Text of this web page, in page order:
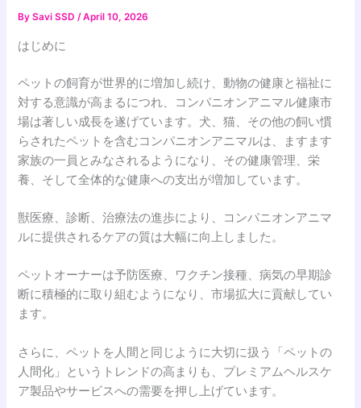
BySavi SSD/April 10, 2026
はじめに
ペットの飼育が世界的に増加し続け、動物の健康と福祉に
対する意識が高まるにつれ、コンパニオンアニマル健康市
場は著しい成長を遂げています。犬、猫、その他の飼い慣
らされたペットを含むコンパニオンアニマルは、ますます
家族の一員とみなされるようになり、その健康管理、栄
養、そして全体的な健康への支出が増加しています。
獣医療、診断、治療法の進歩により、コンパニオンアニマ
ルに提供されるケアの質は大幅に向上しました。
ペットオーナーは予防医療、ワクチン接種、病気の早期診
断に積極的に取り組むようになり、市場拡大に貢献してい
ます。
さらに、ペットを人間と同じように大切に扱う「ペットの
人間化」というトレンドの高まりも、プレミアムヘルスケ
ア製品やサービスへの需要を押し上げています。